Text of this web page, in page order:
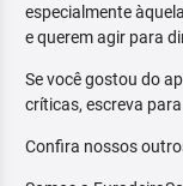
especialmente
e querem agir para
Se você gostou do
críticas, escreva
Confira nossos